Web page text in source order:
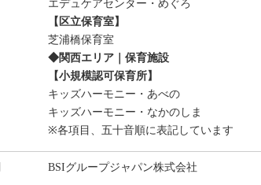
エデュケアセンター・めぐろ
【区立保育室】
芝浦橋保育室
◆関西エリア｜保育施設
【小規模認可保育所】
キッズハーモニー・あべの
キッズハーモニー・なかのしま
※各項目、五十音順に表記しています
BSIグループジャパン株式会社